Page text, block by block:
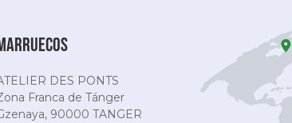
DES PONTS
Franca de Tánger
90000 TANGER